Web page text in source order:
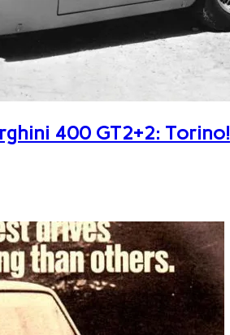
400 GT2+2: Torino!